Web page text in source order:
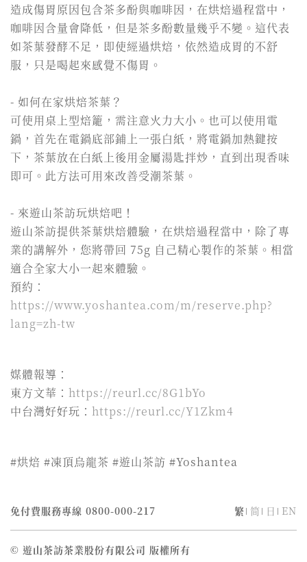
造成傷胃原因包含茶多酚與咖啡因，在烘焙過程當中，
咖啡因含量會降低，但是茶多酚數量幾乎不變。這代表
如茶葉發酵不足，即使經過烘焙，依然造成胃的不舒
服，只是喝起來感覺不傷胃。
- 如何在家烘焙茶葉？
可使用桌上型焙籠，需注意火力大小。也可以使用電
鍋，首先在電鍋底部鋪上一張白紙，將電鍋加熱鍵按
下，茶葉放在白紙上後用金屬湯匙拌炒，直到出現香味
即可。此方法可用來改善受潮茶葉。
- 來遊山茶訪玩烘焙吧！
遊山茶訪提供茶葉烘焙體驗，在烘焙過程當中，除了專
業的講解外，您將帶回 75g 自己精心製作的茶葉。相當
適合全家大小一起來體驗。
預約：
https://www.yoshantea.com/m/reserve.php?
lang=zh-tw
媒體報導：
東方文華： https://reurl.cc/8G1bYo
中台灣好好玩： https://reurl.cc/Y1Zkm4
#烘焙 #凍頂烏龍茶 #遊山茶訪 #Yoshantea
免付費服務專線 0800-000-217 繁 简 日 EN
© 遊山茶訪茶業股份有限公司 版權所有